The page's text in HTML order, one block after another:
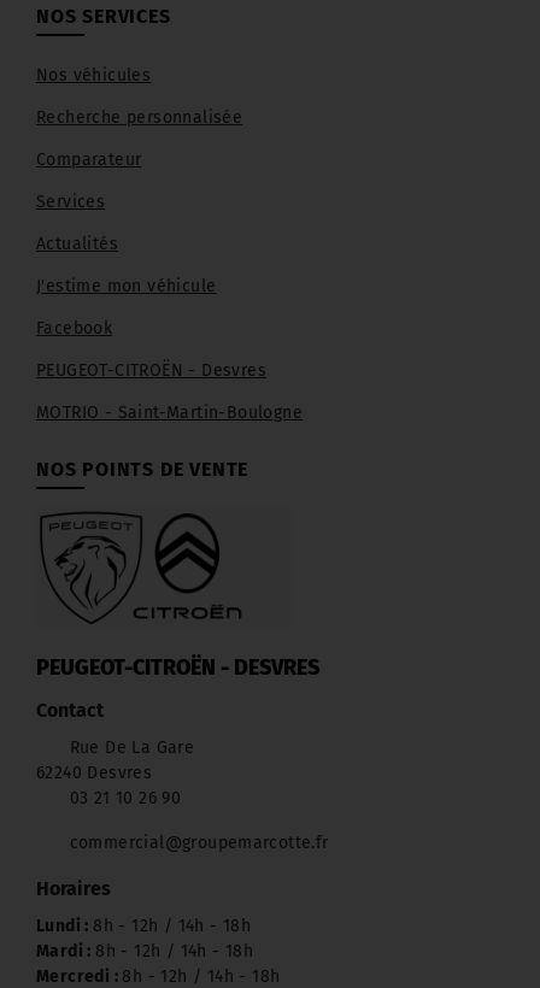
NOS SERVICES
Nos véhicules
Recherche personnalisée
Comparateur
Services
Actualités
J'estime mon véhicule
Facebook
PEUGEOT-CITROËN - Desvres
MOTRIO - Saint-Martin-Boulogne
NOS POINTS DE VENTE
PEUGEOT-CITROËN - DESVRES
Contact
Rue De La Gare
62240 Desvres
03 21 10 26 90
commercial@groupemarcotte.fr
Horaires
Lundi : 8h - 12h / 14h - 18h
Mardi : 8h - 12h / 14h - 18h
Mercredi : 8h - 12h / 14h - 18h